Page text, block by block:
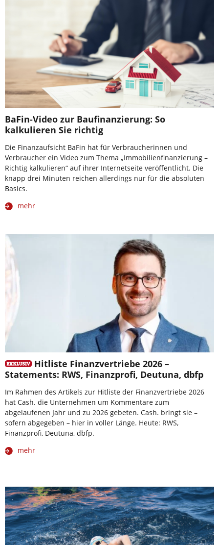
BaFin-Video zur Baufinanzierung: So
kalkulieren Sie richtig
Die Finanzaufsicht BaFin hat für Verbraucherinnen und
Verbraucher ein Video zum Thema „Immobilienfinanzierung –
Richtig kalkulieren“ auf ihrer Internetseite veröffentlicht. Die
knapp drei Minuten reichen allerdings nur für die absoluten
Basics.
mehr
Hitliste Finanzvertriebe 2026 –
Statements: RWS, Finanzprofi, Deutuna, dbfp
Im Rahmen des Artikels zur Hitliste der Finanzvertriebe 2026
hat Cash. die Unternehmen um Kommentare zum
abgelaufenen Jahr und zu 2026 gebeten. Cash. bringt sie –
sofern abgegeben – hier in voller Länge. Heute: RWS,
Finanzprofi, Deutuna, dbfp.
mehr